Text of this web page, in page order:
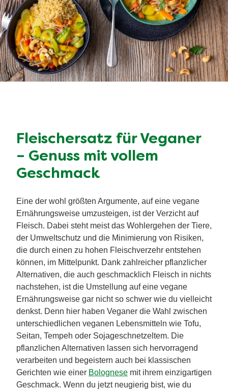
Fleischersatz für Veganer
– Genuss mit vollem
Geschmack
Eine der wohl größten Argumente, auf eine vegane
Ernährungsweise umzusteigen, ist der Verzicht auf
Fleisch. Dabei steht meist das Wohlergehen der Tiere,
der Umweltschutz und die Minimierung von Risiken,
die durch einen zu hohen Fleischverzehr entstehen
können, im Mittelpunkt. Dank zahlreicher pflanzlicher
Alternativen, die auch geschmacklich Fleisch in nichts
nachstehen, ist die Umstellung auf eine vegane
Ernährungsweise gar nicht so schwer wie du vielleicht
denkst. Denn hier haben Veganer die Wahl zwischen
unterschiedlichen veganen Lebensmitteln wie Tofu,
Seitan, Tempeh oder Sojageschnetzeltem. Die
pflanzlichen Alternativen lassen sich hervorragend
verarbeiten und begeistern auch bei klassischen
Gerichten wie einer Bolognese mit ihrem einzigartigen
Geschmack. Wenn du jetzt neugierig bist, wie du